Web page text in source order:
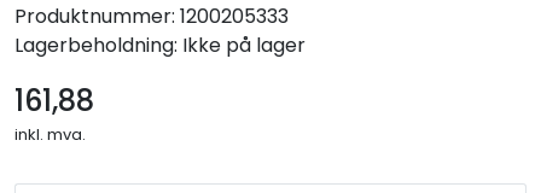
Produktnummer: 1200205333
Lagerbeholdning: Ikke på lager
161,88
inkl. mva.